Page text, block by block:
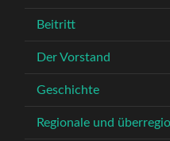
Beitritt
Der Vorstand
Geschichte
Regionale und